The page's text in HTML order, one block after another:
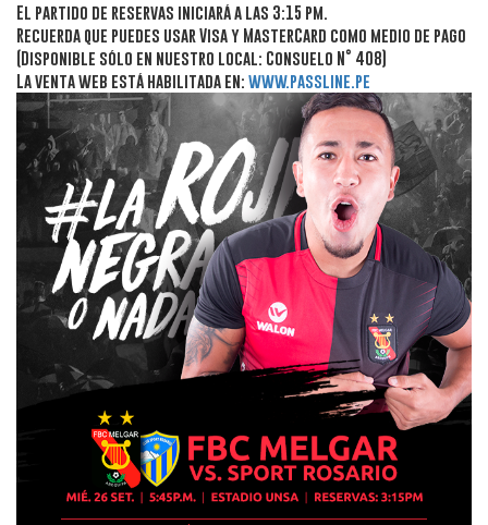
El partido de reservas iniciará a las 3:15 pm.
Recuerda que puedes usar Visa y MasterCard como medio de pago
(Disponible sólo en nuestro local: Consuelo N° 408)
La venta web está habilitada en: www.passline.pe